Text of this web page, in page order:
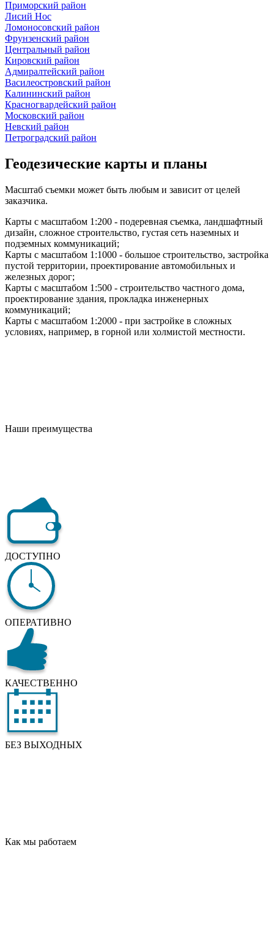
Приморский район
Лисий Нос
Ломоносовский район
Фрунзенский район
Центральный район
Кировский район
Адмиралтейский район
Василеостровский район
Калининский район
Красногвардейский район
Московский район
Невский район
Петроградский район
Геодезические карты и планы
Масштаб съемки может быть любым и зависит от целей
заказчика.
Карты с масштабом 1:200 - подеревная съемка, ландшафтный
дизайн, сложное строительство, густая сеть наземных и
подземных коммуникаций;
Карты с масштабом 1:1000 - большое строительство, застройка
пустой территории, проектирование автомобильных и
железных дорог;
Карты с масштабом 1:500 - строительство частного дома,
проектирование здания, прокладка инженерных
коммуникаций;
Карты с масштабом 1:2000 - при застройке в сложных
условиях, например, в горной или холмистой местности.
Наши преимущества
ДОСТУПНО
ОПЕРАТИВНО
КАЧЕСТВЕННО
БЕЗ ВЫХОДНЫХ
Как мы работаем